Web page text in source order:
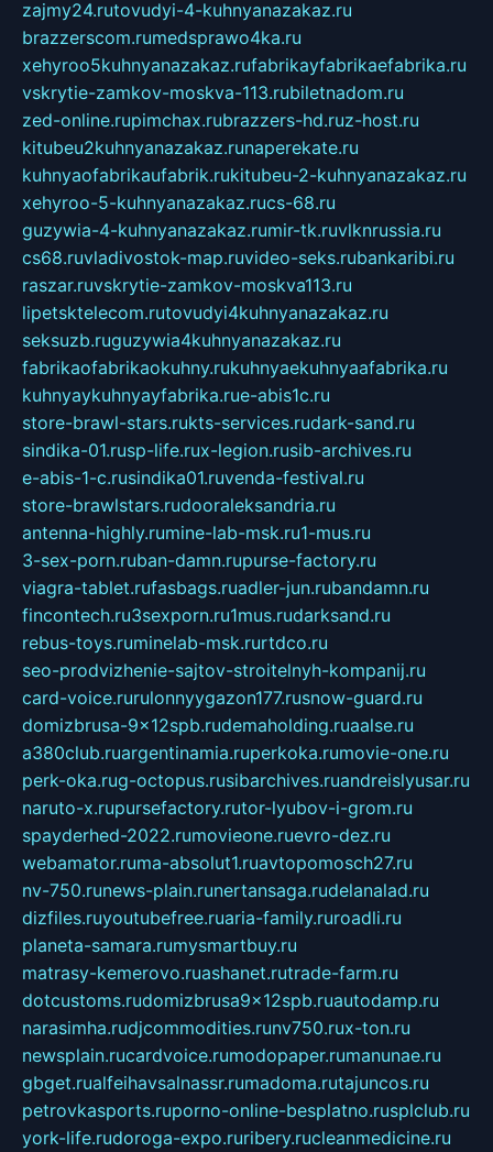
zajmy24.rutovudyi-4-kuhnyanazakaz.ru
brazzerscom.rumedsprawo4ka.ru
xehyroo5kuhnyanazakaz.rufabrikayfabrikaefabrika.ru
vskrytie-zamkov-moskva-113.rubiletnadom.ru
zed-online.rupimchax.rubrazzers-hd.ruz-host.ru
kitubeu2kuhnyanazakaz.runaperekate.ru
kuhnyaofabrikaufabrik.rukitubeu-2-kuhnyanazakaz.ru
xehyroo-5-kuhnyanazakaz.rucs-68.ru
guzywia-4-kuhnyanazakaz.rumir-tk.ruvlknrussia.ru
cs68.ruvladivostok-map.ruvideo-seks.rubankaribi.ru
raszar.ruvskrytie-zamkov-moskva113.ru
lipetsktelecom.rutovudyi4kuhnyanazakaz.ru
seksuzb.ruguzywia4kuhnyanazakaz.ru
fabrikaofabrikaokuhny.rukuhnyaekuhnyaafabrika.ru
kuhnyaykuhnyayfabrika.rue-abis1c.ru
store-brawl-stars.rukts-services.rudark-sand.ru
sindika-01.rusp-life.rux-legion.rusib-archives.ru
e-abis-1-c.rusindika01.ruvenda-festival.ru
store-brawlstars.rudooraleksandria.ru
antenna-highly.rumine-lab-msk.ru1-mus.ru
3-sex-porn.ruban-damn.rupurse-factory.ru
viagra-tablet.rufasbags.ruadler-jun.rubandamn.ru
fincontech.ru3sexporn.ru1mus.rudarksand.ru
rebus-toys.ruminelab-msk.rurtdco.ru
seo-prodvizhenie-sajtov-stroitelnyh-kompanij.ru
card-voice.rurulonnyygazon177.rusnow-guard.ru
domizbrusa-9x12spb.rudemaholding.ruaalse.ru
a380club.ruargentinamia.ruperkoka.rumovie-one.ru
perk-oka.rug-octopus.rusibarchives.ruandreislyusar.ru
naruto-x.rupursefactory.rutor-lyubov-i-grom.ru
spayderhed-2022.rumovieone.ruevro-dez.ru
webamator.ruma-absolut1.ruavtopomosch27.ru
nv-750.runews-plain.runertansaga.rudelanalad.ru
dizfiles.ruyoutubefree.ruaria-family.ruroadli.ru
planeta-samara.rumysmartbuy.ru
matrasy-kemerovo.ruashanet.rutrade-farm.ru
dotcustoms.rudomizbrusa9x12spb.ruautodamp.ru
narasimha.rudjcommodities.runv750.rux-ton.ru
newsplain.rucardvoice.rumodopaper.rumanunae.ru
gbget.rualfeihavsalnassr.rumadoma.rutajuncos.ru
petrovkasports.ruporno-online-besplatno.rusplclub.ru
york-life.rudoroga-expo.ruribery.rucleanmedicine.ru